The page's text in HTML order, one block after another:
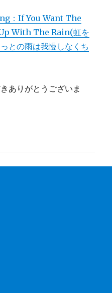
：If You Want The
With The Rain(虹を
との雨は我慢しなくち
ありがとうございま